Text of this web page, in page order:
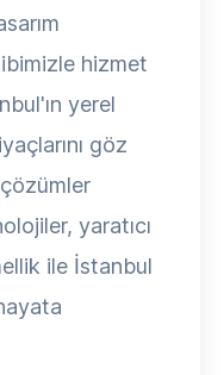
hizmet
yerel
göz
yaratıcı
ile İstanbul